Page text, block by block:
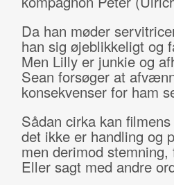
Da han møder
han sig øjeblikkeligt og
Men Lilly er junkie og
Sean forsøger at
konsekvenser for ham
Sådan cirka kan
det ikke er handling og
men derimod
Eller sagt med andre